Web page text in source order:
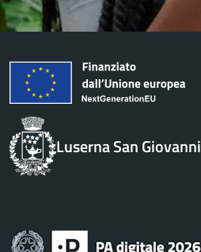
Luserna San Giovanni